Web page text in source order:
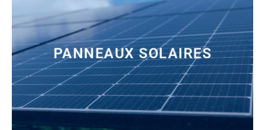
PANNEAUX SOLAIRES
installation, rénovation, dépannage…